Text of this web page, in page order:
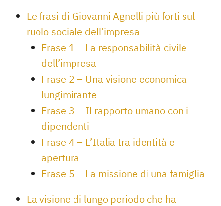
Le frasi di Giovanni Agnelli più forti sul
ruolo sociale dell’impresa
Frase 1 – La responsabilità civile
dell’impresa
Frase 2 – Una visione economica
lungimirante
Frase 3 – Il rapporto umano con i
dipendenti
Frase 4 – L’Italia tra identità e
apertura
Frase 5 – La missione di una famiglia
La visione di lungo periodo che ha